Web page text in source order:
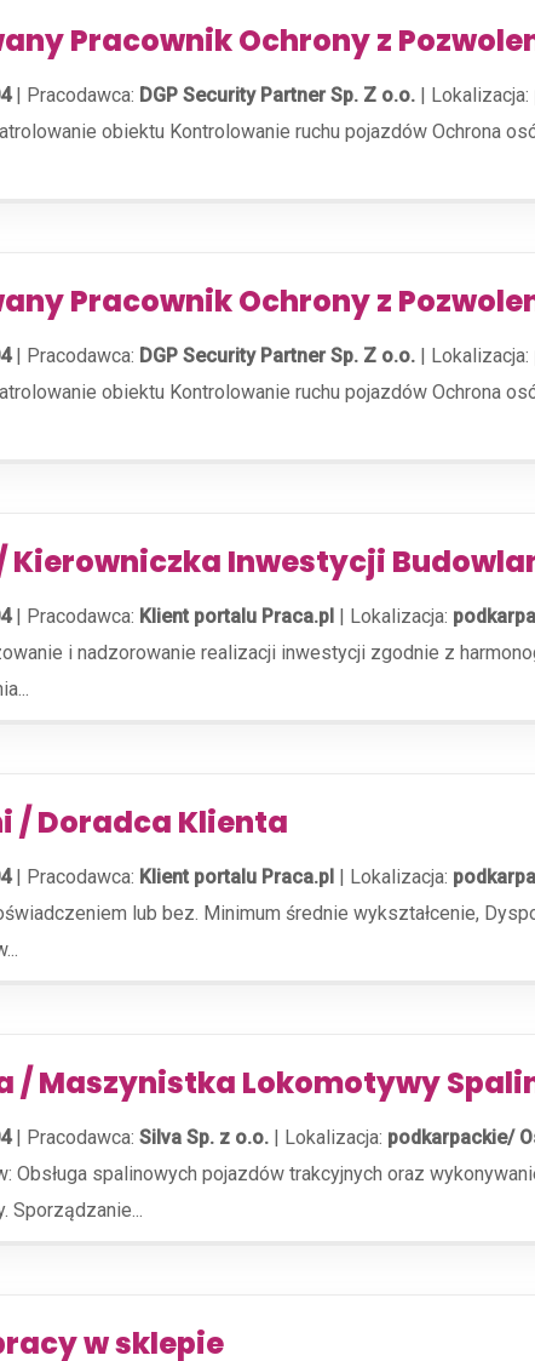
Pracownik Ochrony z
| Pracodawca: DGP Security Partner Sp. Z o.o. | Lokalizacja:
obiektu Kontrolowanie ruchu pojazdów Ochrona
Pracownik Ochrony z
| Pracodawca: DGP Security Partner Sp. Z o.o. | Lokalizacja:
obiektu Kontrolowanie ruchu pojazdów Ochrona
Kierowniczka Inwestycji
| Pracodawca: Klient portalu Praca.pl | Lokalizacja:
i nadzorowanie realizacji inwestycji zgodnie z
/ Doradca Klienta
| Pracodawca: Klient portalu Praca.pl | Lokalizacja:
lub bez. Minimum średnie wykształcenie,
/ Maszynistka Lokomotywy
| Pracodawca: Silva Sp. z o.o. | Lokalizacja: podkarpackie/
Obsługa spalinowych pojazdów trakcyjnych oraz
Sporządzanie...
w sklepie